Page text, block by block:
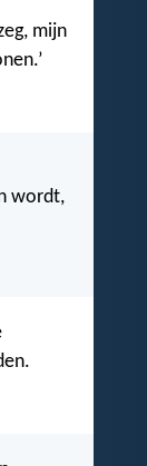
mijn
wordt,